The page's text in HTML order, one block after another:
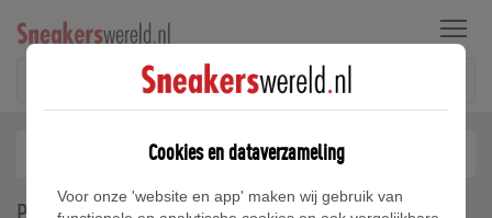
Menu
Cookies en dataverzameling
Voor onze 'website en app' maken wij gebruik van